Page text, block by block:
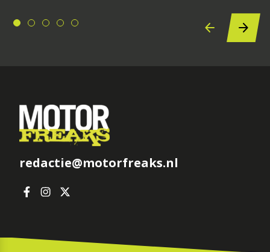
redactie@motorfreaks.nl